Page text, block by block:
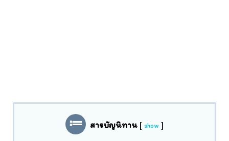
สารบัญนิทาน [ show ]